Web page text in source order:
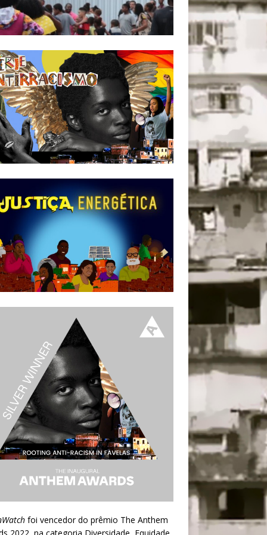
foi vencedor do prêmio The Anthem